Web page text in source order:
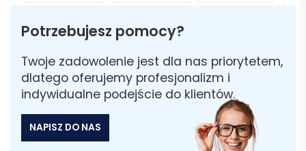
wizuali
któryc
h
mogliś
Szybk
realiza
cja ✅
Szybk
Został
am
poinfo
rmow
ana
Potrzebujesz pomocy?
Twoje zadowolenie jest dla nas priorytetem,
dlatego oferujemy profesjonalizm i
indywidualne podejście do klientów.
NAPISZ DO NAS